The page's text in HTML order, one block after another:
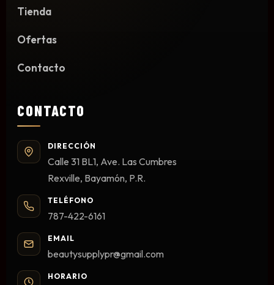
Limpieza y Desinfección
Blowers
Otros
Nail Drills
Monómeros
Acrílicos y Colecciones
Esmaltes y Gel Remover
Top, Base, Builder y Polygel
Pinceles
Lámparas de Secado
Nail Tips, Gel Tips y Pegas
Tienda
Ofertas
Contacto
CONTACTO
DIRECCIÓN
Calle 31 BL1, Ave. Las Cumbres
Rexville, Bayamón, P.R.
TELÉFONO
787-422-6161
EMAIL
beautysupplypr@gmail.com
HORARIO